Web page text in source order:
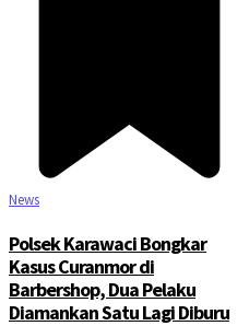
News
Polsek Karawaci Bongkar
Kasus Curanmor di
Barbershop, Dua Pelaku
Diamankan Satu Lagi Diburu